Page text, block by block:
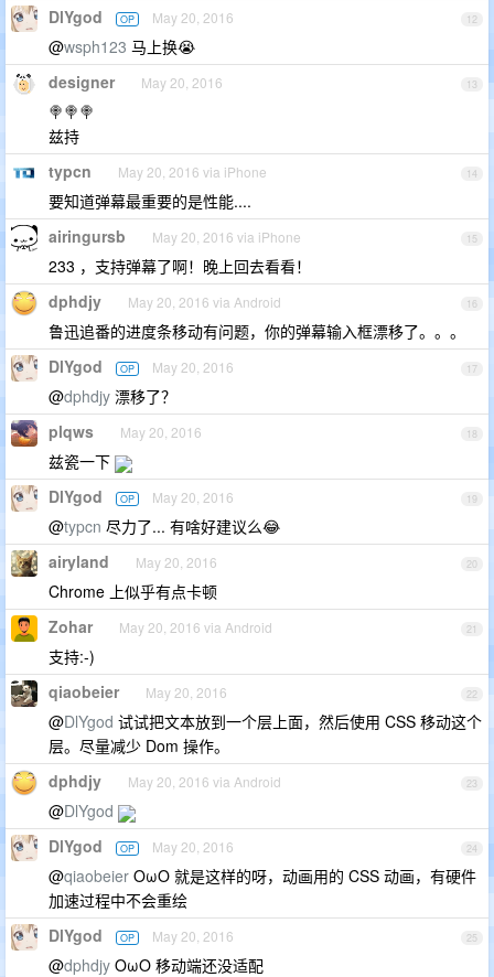
12
DlYgod OP May 20, 2016
@wsph123 马上换😭
13
designer May 20, 2016
🍭🍭🍭
兹持
14
typcn May 20, 2016 via iPhone
要知道弹幕最重要的是性能....
15
airingursb May 20, 2016 via iPhone
233 ，支持弹幕了啊！晚上回去看看！
16
dphdjy May 20, 2016 via Android
鲁迅追番的进度条移动有问题，你的弹幕输入框漂移了。。。
17
DlYgod OP May 20, 2016
@dphdjy 漂移了？
18
plqws May 20, 2016
兹瓷一下
19
DlYgod OP May 20, 2016
@typcn 尽力了... 有啥好建议么😂
20
airyland May 20, 2016
Chrome 上似乎有点卡顿
21
Zohar May 20, 2016 via Android
支持:-)
22
qiaobeier May 20, 2016
@DlYgod 试试把文本放到一个层上面，然后使用 CSS 移动这个
层。尽量减少 Dom 操作。
23
dphdjy May 20, 2016 via Android
@DlYgod
24
DlYgod OP May 20, 2016
@qiaobeier OωO 就是这样的呀，动画用的 CSS 动画，有硬件
加速过程中不会重绘
25
DlYgod OP May 20, 2016
@dphdjy OωO 移动端还没适配